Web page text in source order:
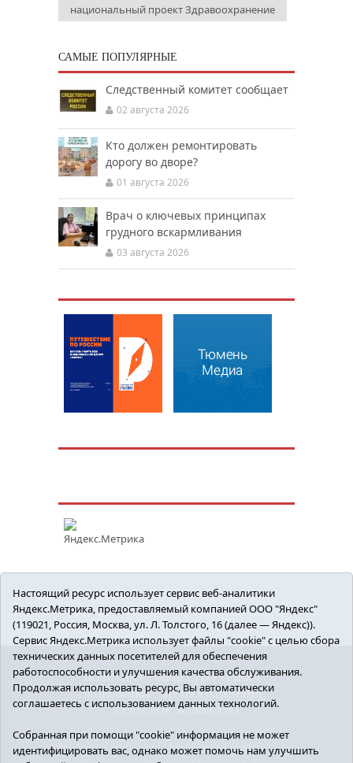
национальный проект Здравоохранение
САМЫЕ ПОПУЛЯРНЫЕ
Следственный комитет сообщает
02 августа 2026
Кто должен ремонтировать
дорогу во дворе?
01 августа 2026
Врач о ключевых принципах
грудного вскармливания
03 августа 2026
ПОЛИТИКА ОБЩЕСТВО
СПОРТ
ЭКОНОМИКА
ЗДРАВООХРАНЕНИЕ
СЕЛЬСКОЕ ХОЗЯЙСТВО
12+ © 2018 Armizon72.ру. Главный редактор:
Мелешко Владимир Михайлович. Учредитель:
Настоящий ресурс использует сервис веб-аналитики
Яндекс.Метрика, предоставляемый компанией ООО "Яндекс"
(119021, Россия, Москва, ул. Л. Толстого, 16 (далее — Яндекс)).
Сервис Яндекс.Метрика использует файлы "cookie" с целью сбора
технических данных посетителей для обеспечения
работоспособности и улучшения качества обслуживания.
Продолжая использовать ресурс, Вы автоматически
соглашаетесь с использованием данных технологий.
Собранная при помощи "cookie" информация не может
идентифицировать вас, однако может помочь нам улучшить